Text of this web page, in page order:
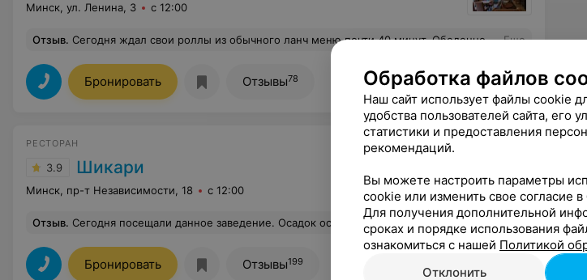
Минск, ул. Ленина, 3 с 12:00
Отзыв. Сегодня ждал свои роллы из обычного ланч меню почти 40 минут. Обеденное время заканчивалось, ушёл голодный. Это не уровень центра Минска, да и вообще, столицы. На трассах в кафешках быстрее готовят Еще
Бронировать Отзывы78
РЕСТОРАН
3.9 Шикари
Минск, пр-т Независимости, 18 с 12:00
Отзыв. Сегодня посещали данное заведение. Осадок остался неприятный. Официант встретил с нежеланием, сказал что ждать любое блюдо придется полтора часа минимум, т к у них полная посадка и загруженность кухни. По итогу половина столов была пустая. Блюда принесли через 20 и 40 мин. Вишенкой на торте стали роллы. Их мы заказали с собой и нам упаковали. Дома распаковав пакет мы были в шоке. Салфетки мятые, буд то собраны со всех столов, впридачу в каких то вкраплениях. А рядом с контейнером был таракан. Это как так вообще получилось? Салфетки я сложила в пакет, а таракана прижала этим же контейнером.
Бронировать Отзывы199
Обработка файлов
Наш сайт использует файлы cookie
удобства пользователей сайта, его
статистики и предоставления
рекомендаций.
Вы можете настроить параметры
cookie или изменить свое согласие
Для получения дополнительной
сроках и порядке использования
ознакомиться с нашей Политикой
Отклонить